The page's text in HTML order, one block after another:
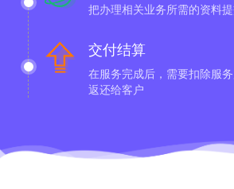
把办理相关业务所需的资料
交付结算
在服务完成后，需要扣除服
返还给客户